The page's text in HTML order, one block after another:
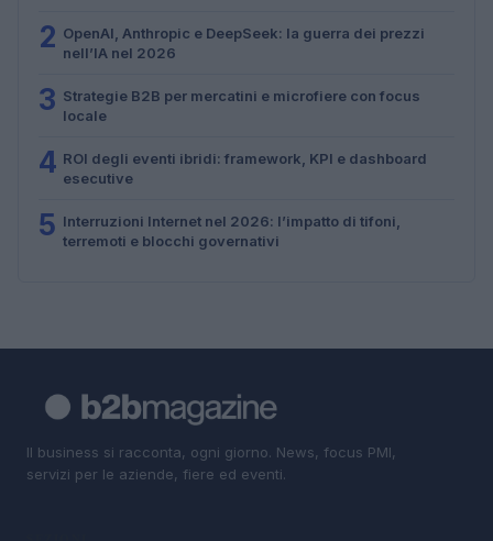
2 OpenAI, Anthropic e DeepSeek: la guerra dei prezzi
nell’IA nel 2026
3 Strategie B2B per mercatini e microfiere con focus
locale
4 ROI degli eventi ibridi: framework, KPI e dashboard
esecutive
5 Interruzioni Internet nel 2026: l’impatto di tifoni,
terremoti e blocchi governativi
Il business si racconta, ogni giorno. News, focus PMI,
servizi per le aziende, fiere ed eventi.